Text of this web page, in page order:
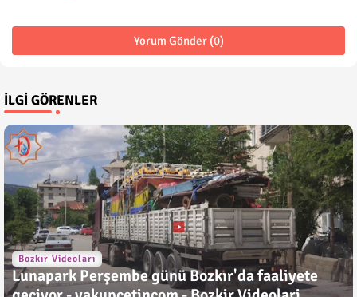
Yorum Gönder (0)
İLGI GÖRENLER
Bozkır Videoları
Lunapark Perşembe günü Bozkır'da faaliyete